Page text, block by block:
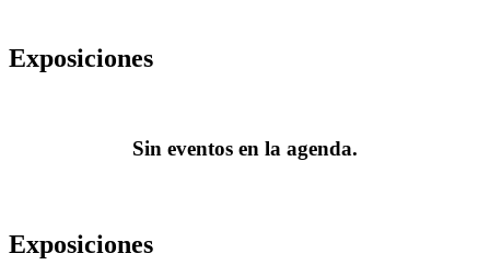
Exposiciones
Sin eventos en la agenda.
Exposiciones